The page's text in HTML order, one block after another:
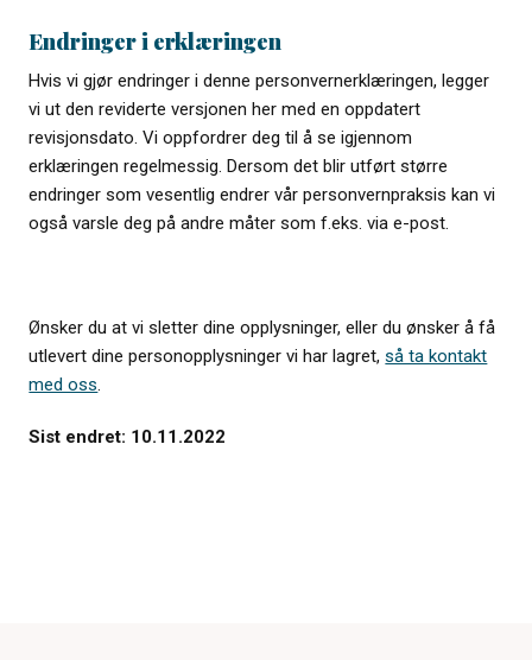
Endringer i erklæringen
Hvis vi gjør endringer i denne personvernerklæringen, legger
vi ut den reviderte versjonen her med en oppdatert
revisjonsdato. Vi oppfordrer deg til å se igjennom
erklæringen regelmessig. Dersom det blir utført større
endringer som vesentlig endrer vår personvernpraksis kan vi
også varsle deg på andre måter som f.eks. via e-post.
Ønsker du at vi sletter dine opplysninger, eller du ønsker å få
utlevert dine personopplysninger vi har lagret,så ta kontakt
med oss.
Sist endret: 10.11.2022